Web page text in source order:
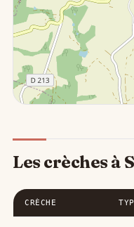
Les crèches à
CRÈCHE